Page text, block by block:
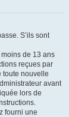
S’ils sont
de 13 ans
reçues par
toute nouvelle
avant
lors de
fourni une